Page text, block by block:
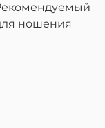
ношения